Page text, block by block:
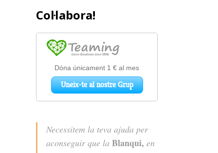
Col·labora!
Necessitem la teva ajuda per
aconseguir que la Blanqui, en